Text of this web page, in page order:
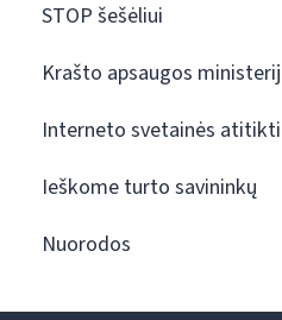
STOP šešėliui
Krašto apsaugos
Interneto svetainės
Ieškome turto savininkų
Nuorodos